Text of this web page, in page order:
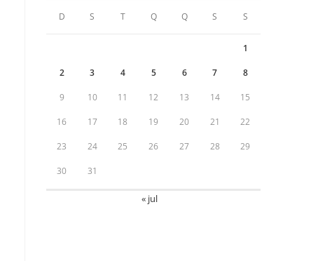
D S T Q Q S S
1
2 3 4 5 6 7 8
9 10 11 12 13 14 15
16 17 18 19 20 21 22
23 24 25 26 27 28 29
30 31
« jul